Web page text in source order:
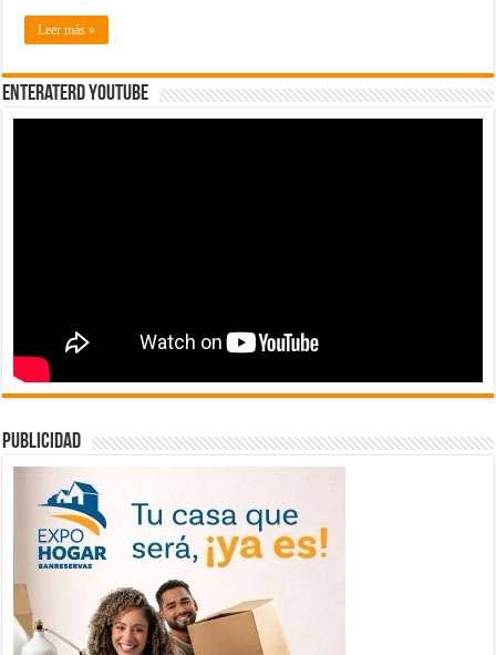
Leer más »
EnterateRD YOUTUBE
publicidad